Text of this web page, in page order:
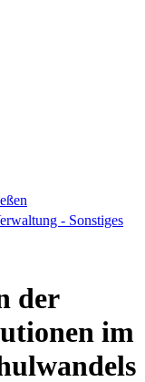
- Sonstiges
der
im